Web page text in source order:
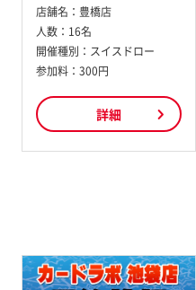
店舗名： 豊橋店
人数： 16名
開催種別： スイスドロー
参加料： 300円
詳細